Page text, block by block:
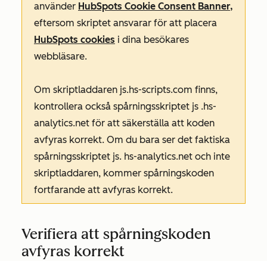
använder HubSpots Cookie Consent Banner,
eftersom skriptet ansvarar för att placera
HubSpots cookies i dina besökares
webbläsare.
Om skriptladdaren js.hs-scripts.com finns,
kontrollera också spårningsskriptet js .hs-
analytics.net för att säkerställa att koden
avfyras korrekt. Om du bara ser det faktiska
spårningsskriptet js. hs-analytics.net och inte
skriptladdaren, kommer spårningskoden
fortfarande att avfyras korrekt.
Verifiera att spårningskoden
avfyras korrekt